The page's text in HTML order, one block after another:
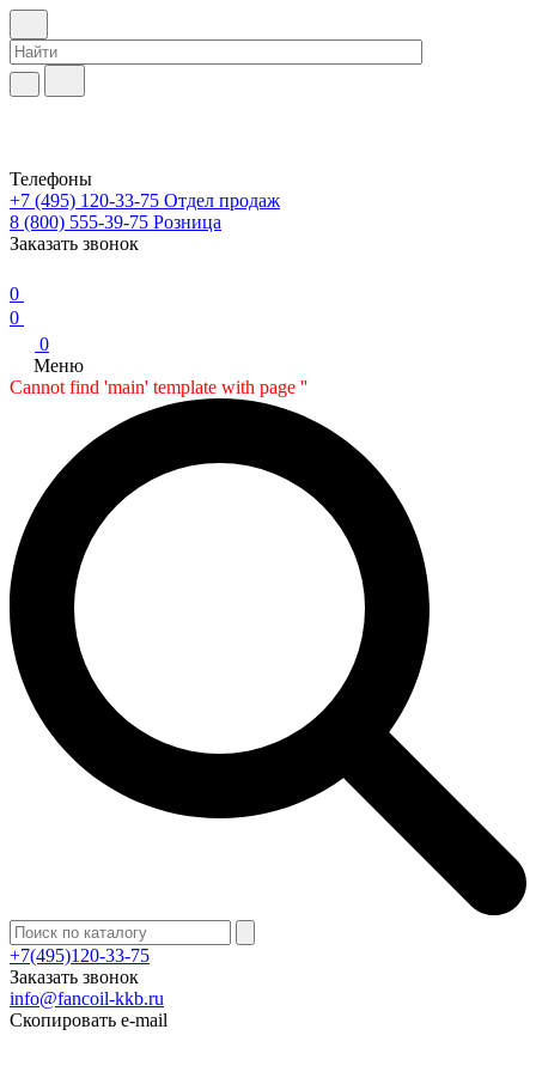
Телефоны
+7 (495) 120-33-75 Отдел продаж
8 (800) 555-39-75 Розница
Заказать звонок
0
0
0
Меню
Cannot find 'main' template with page ''
+7(495)120-33-75
Заказать звонок
info@fancoil-kkb.ru
Скопировать e-mail